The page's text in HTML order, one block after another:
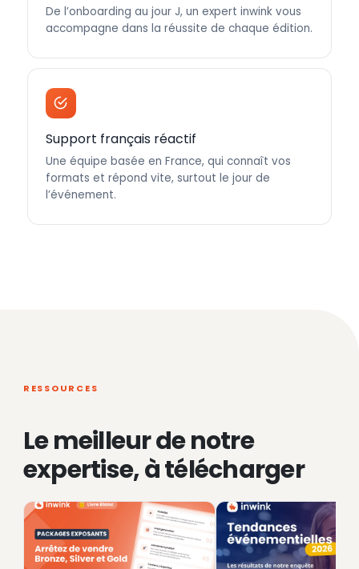
De l’onboarding au jour J, un expert inwink vous
accompagne dans la réussite de chaque édition.
Support français réactif
Une équipe basée en France, qui connaît vos
formats et répond vite, surtout le jour de
l’événement.
RESSOURCES
Le meilleur de notre
expertise, à télécharger